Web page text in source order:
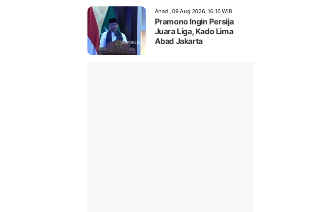
Ahad , 09 Aug 2026, 16:16 WIB
Pramono Ingin Persija
Juara Liga, Kado Lima
Abad Jakarta